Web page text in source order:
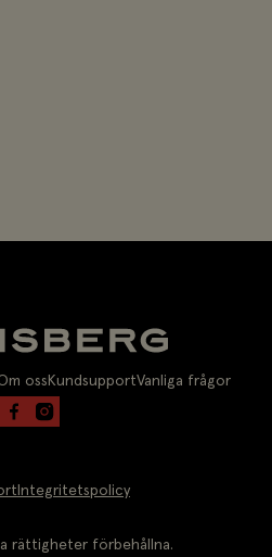
ossKundsupportVanliga frågor
rättigheter förbehållna.
Integritetspolicy